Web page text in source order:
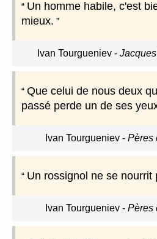
Un homme habile, c'est
mieux.
Ivan Tourgueniev-
Que celui de nous deux
passé perde un de ses
Ivan Tourgueniev - Pères
Un rossignol ne se nourrit
Ivan Tourgueniev - Pères